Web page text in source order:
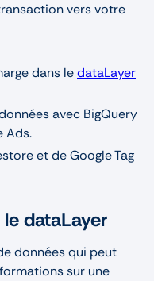
vers votre
dans ledataLayer
avec BigQuery
Ads.
et de Google Tag
dataLayer
données qui peut
sur une